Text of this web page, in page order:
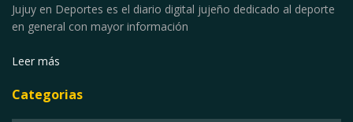
Jujuy en Deportes es el diario digital jujeño dedicado al deporte
en general con mayor información
Leer más
Categorias